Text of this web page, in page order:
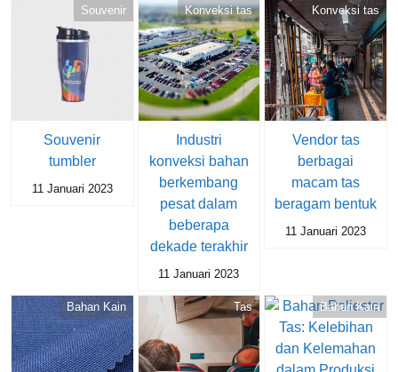
Souvenir
Souvenir
tumbler
11 Januari 2023
Konveksi tas
Industri
konveksi bahan
berkembang
pesat dalam
beberapa
dekade terakhir
11 Januari 2023
Konveksi tas
Vendor tas
berbagai
macam tas
beragam bentuk
11 Januari 2023
Bahan Kain Tas Bahan Kain